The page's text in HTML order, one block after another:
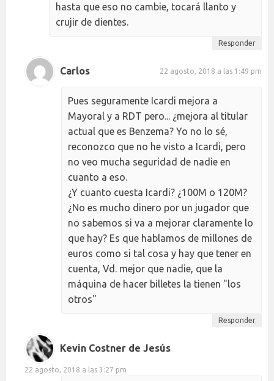
hasta que eso no cambie, tocará llanto y
crujir de dientes.
Responder
Carlos 22 agosto, 2018 a las 1:49 pm
Pues seguramente Icardi mejora a
Mayoral y a RDT pero... ¿mejora al titular
actual que es Benzema? Yo no lo sé,
reconozco que no he visto a Icardi, pero
no veo mucha seguridad de nadie en
cuanto a eso.
¿Y cuanto cuesta Icardi? ¿100M o 120M?
¿No es mucho dinero por un jugador que
no sabemos si va a mejorar claramente lo
que hay? Es que hablamos de millones de
euros como si tal cosa y hay que tener en
cuenta, Vd. mejor que nadie, que la
máquina de hacer billetes la tienen "los
otros"
Responder
Kevin Costner de Jesús
22 agosto, 2018 a las 3:27 pm